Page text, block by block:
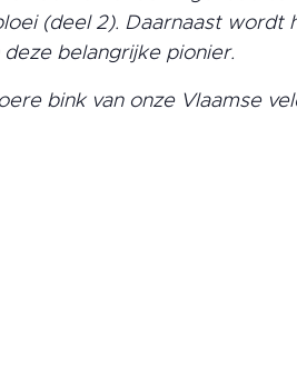
(deel 2). Daarnaast wordt
belangrijke pionier.
bink van onze Vlaamse